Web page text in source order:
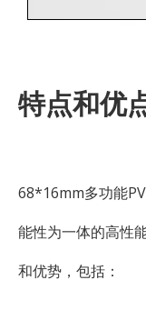
特点和优
68*16mm多功能
能性为一体的高性
和优势，包括：